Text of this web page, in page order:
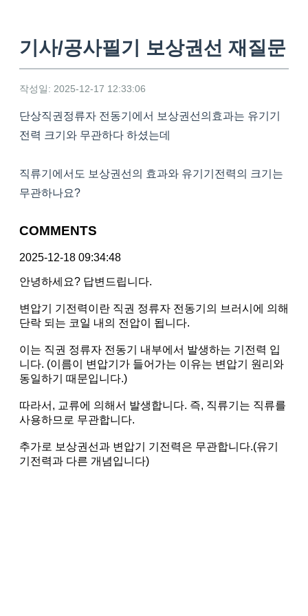
기사/공사필기 보상권선 재질문
작성일: 2025-12-17 12:33:06
단상직권정류자 전동기에서 보상권선의효과는 유기기
전력 크기와 무관하다 하셨는데
직류기에서도 보상권선의 효과와 유기기전력의 크기는
무관하나요?
COMMENTS
2025-12-18 09:34:48
안녕하세요? 답변드립니다.
변압기 기전력이란 직권 정류자 전동기의 브러시에 의해
단락 되는 코일 내의 전압이 됩니다.
이는 직권 정류자 전동기 내부에서 발생하는 기전력 입
니다. (이름이 변압기가 들어가는 이유는 변압기 원리와
동일하기 때문입니다.)
따라서, 교류에 의해서 발생합니다. 즉, 직류기는 직류를
사용하므로 무관합니다.
추가로 보상권선과 변압기 기전력은 무관합니다.(유기
기전력과 다른 개념입니다)